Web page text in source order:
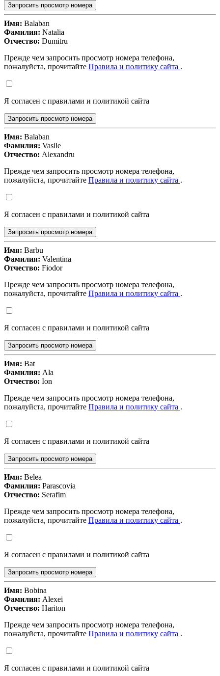
Запросить просмотр номера
Имя: Balaban
Фамилия: Natalia
Отчество: Dumitru
Прежде чем запросить просмотр номера телефона,
пожалуйста, прочитайте Правила и политику сайта .
Я согласен с правилами и политикой сайта
Запросить просмотр номера
Имя: Balaban
Фамилия: Vasile
Отчество: Alexandru
Прежде чем запросить просмотр номера телефона,
пожалуйста, прочитайте Правила и политику сайта .
Я согласен с правилами и политикой сайта
Запросить просмотр номера
Имя: Barbu
Фамилия: Valentina
Отчество: Fiodor
Прежде чем запросить просмотр номера телефона,
пожалуйста, прочитайте Правила и политику сайта .
Я согласен с правилами и политикой сайта
Запросить просмотр номера
Имя: Bat
Фамилия: Ala
Отчество: Ion
Прежде чем запросить просмотр номера телефона,
пожалуйста, прочитайте Правила и политику сайта .
Я согласен с правилами и политикой сайта
Запросить просмотр номера
Имя: Belea
Фамилия: Parascovia
Отчество: Serafim
Прежде чем запросить просмотр номера телефона,
пожалуйста, прочитайте Правила и политику сайта .
Я согласен с правилами и политикой сайта
Запросить просмотр номера
Имя: Bobina
Фамилия: Alexei
Отчество: Hariton
Прежде чем запросить просмотр номера телефона,
пожалуйста, прочитайте Правила и политику сайта .
Я согласен с правилами и политикой сайта